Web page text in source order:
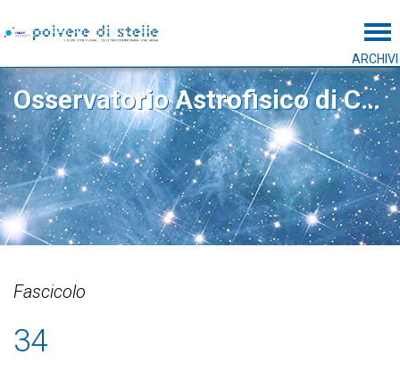
ARCHIVI
Osservatorio Astrofisico di Catania
Fascicolo
34